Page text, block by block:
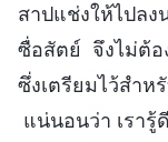
สาปแช่งให้ไปล
ซื่อสัตย์ จึงไม่ต้อ
ซึ่งเตรียมไว้สำ
แน่นอนว่า เรารู้